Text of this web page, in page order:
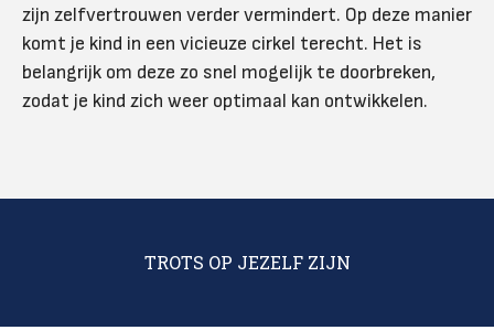
zijn zelfvertrouwen verder vermindert. Op deze manier
komt je kind in een vicieuze cirkel terecht. Het is
belangrijk om deze zo snel mogelijk te doorbreken,
zodat je kind zich weer optimaal kan ontwikkelen.
TROTS OP JEZELF ZIJN